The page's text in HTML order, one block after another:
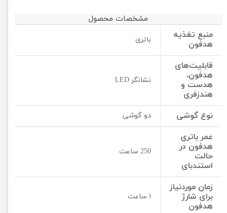
مشخصات محصول
منبع تغذیه
هدفون
باتری
قابلیت‌های
هدفون،
هدست و
هندزفری
نشانگر LED
نوع گوشی دو گوشی
عمر باتری
هدفون در
حالت
استندبای
250 ساعت
زمان موردنیاز
برای شارژ
هدفون
۱ ساعت